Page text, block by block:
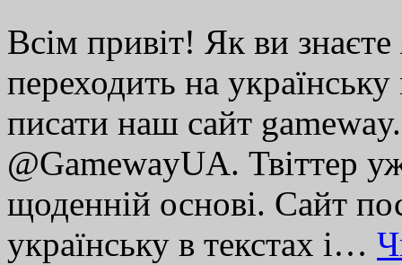
Всім привіт! Як ви
переходить на
писати наш сайт
@GamewayUA. Твіттер
щоденній основі. Сайт
українську в текстах і…